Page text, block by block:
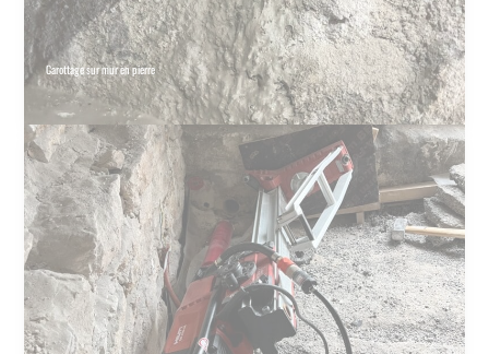
Carottage sur mur en pierre